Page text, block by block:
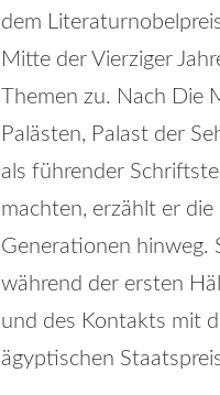
dem
Mitte der Vierziger
Themen zu. Nach Die
Palästen, Palast der
als führender
machten, erzählt er
Generationen hinweg.
während der ersten
und des Kontakts mit
ägyptischen